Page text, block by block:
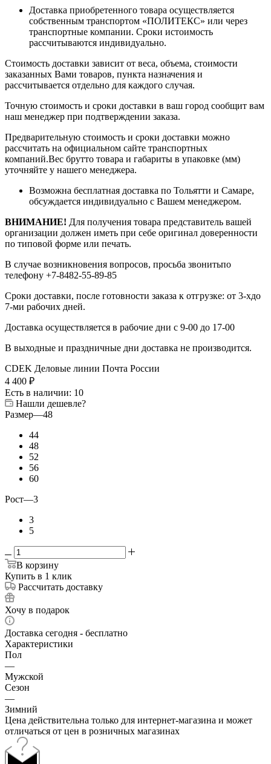
Доставка приобретенного товара осуществляется
собственным транспортом «ПОЛИТЕКС» или через
транспортные компании. Сроки истоимость
рассчитываются индивидуально.
Стоимость доставки зависит от веса, объема, стоимости
заказанных Вами товаров, пункта назначения и
рассчитывается отдельно для каждого случая.
Точную стоимость и сроки доставки в ваш город сообщит вам
наш менеджер при подтверждении заказа.
Предварительную стоимость и сроки доставки можно
рассчитать на официальном сайте транспортных
компаний.Вес брутто товара и габариты в упаковке (мм)
уточняйте у нашего менеджера.
Возможна бесплатная доставка по Тольятти и Самаре,
обсуждается индивидуально с Вашем менеджером.
ВНИМАНИЕ! Для получения товара представитель вашей
организации должен иметь при себе оригинал доверенности
по типовой форме или печать.
В случае возникновения вопросов, просьба звонитьпо
телефону +7-8482-55-89-85
Сроки доставки, после готовности заказа к отгрузке: от 3-хдо
7-ми рабочих дней.
Доставка осуществляется в рабочие дни с 9-00 до 17-00
В выходные и праздничные дни доставка не производится.
CDEK Деловые линии Почта России
4 400 ₽
Есть в наличии: 10
Нашли дешевле?
Размер—48
44
48
52
56
60
Рост—3
3
5
В корзину
Купить в 1 клик
Рассчитать доставку
Хочу в подарок
Доставка сегодня - бесплатно
Характеристики
Пол
—
Мужской
Сезон
—
Зимний
Цена действительна только для интернет-магазина и может
отличаться от цен в розничных магазинах